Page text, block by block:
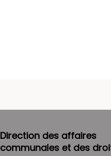
Direction des affaires
communales et des